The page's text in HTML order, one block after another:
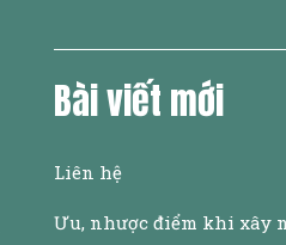
Bài viết mới
Liên hệ
Ưu, nhược điểm khi xây